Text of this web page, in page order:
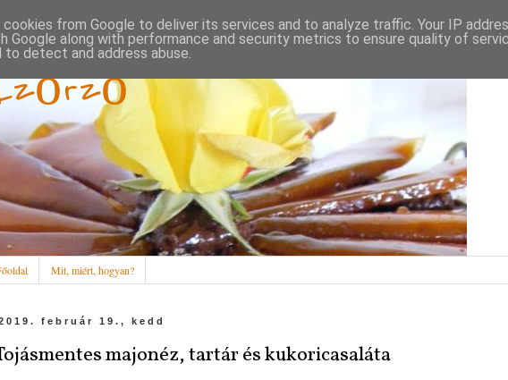
Mit, miért, hogyan?
február 19., kedd
majonéz, tartár és kukoricasaláta
from Google to deliver its services and to analyze traffic. Your IP
Google along with performance and security metrics to ensure quality of
detect and address abuse.